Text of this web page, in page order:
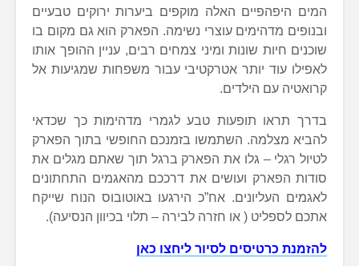
המים היפהפיים האלה מוקפים ביערות ירוקים טבעיים
ובנופים מדהימים עוצרי נשימה. הפארק הוא גם מקום בו
שוכנים חיות שונות ומיני צמחים רבים, עניין ההופך אותו
לאפילו עוד יותר אטרקטיבי עבור משפחות שמגיעות אל
קרואטיה עם הילדים.
בדרך תראו תופעות טבע לגמרי מדהימות כך שכדאי
להביא מצלמה. השתמשו בזמנכם החופשי בתוך הפארק
לטיול רגלי – גלו את הפארק ברגל תוך שאתם מגלים את
סודות הפארק ועושים את דרככם מהאגמים התחתונים
לאגמים העליונים. אח”כ הירגעו באוטובוס הנוח שייקח
אתכם לספליט ( או חזרה לבירה – תלוי בכיוון הנסיעה).
להזמנת כרטיסים לסיור ליחצו כאן